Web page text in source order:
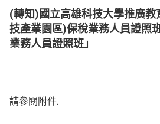
(轉知)國立高雄科技大學推廣
技產業園區)保稅業務人員證照
業務人員證照班」
請參閱附件.